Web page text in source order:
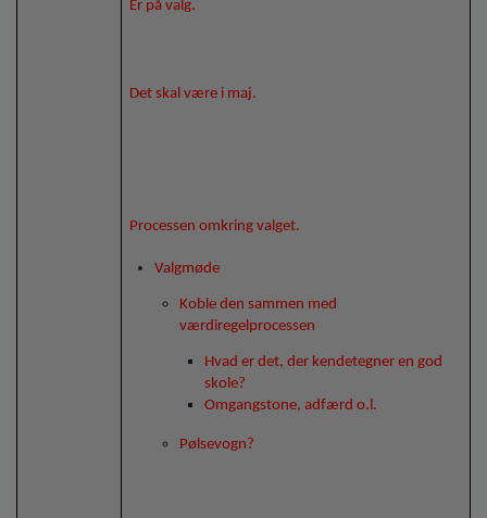
Er på valg.
Det skal være i maj.
Processen omkring valget.
Valgmøde
Koble den sammen med
værdiregelprocessen
Hvad er det, der kendetegner en god
skole?
Omgangstone, adfærd o.l.
Pølsevogn?